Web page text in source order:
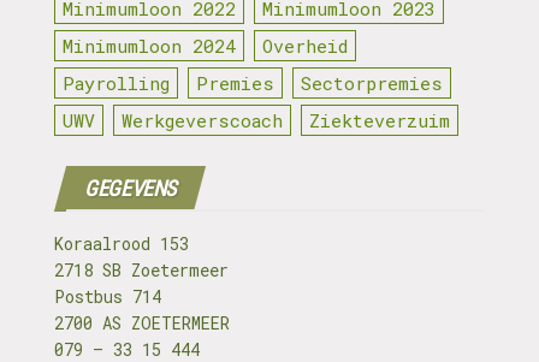
Minimumloon 2022
Minimumloon 2023
Minimumloon 2024
Overheid
Payrolling
Premies
Sectorpremies
UWV
Werkgeverscoach Ziekteverzuim
GEGEVENS
Koraalrood 153
2718 SB Zoetermeer
Postbus 714
2700 AS ZOETERMEER
079 – 33 15 444